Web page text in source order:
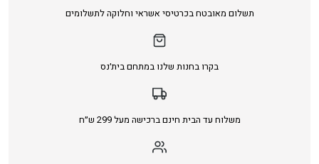
תשלום מאובטח בכרטיסי אשראי וחלוקה לתשלומים
בקרו בחנות שלנו במתחם בית׳נס
משלוח עד הבית חינם ברכישה מעל 299 ש״ח